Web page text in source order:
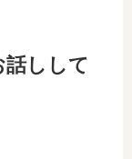
話しして